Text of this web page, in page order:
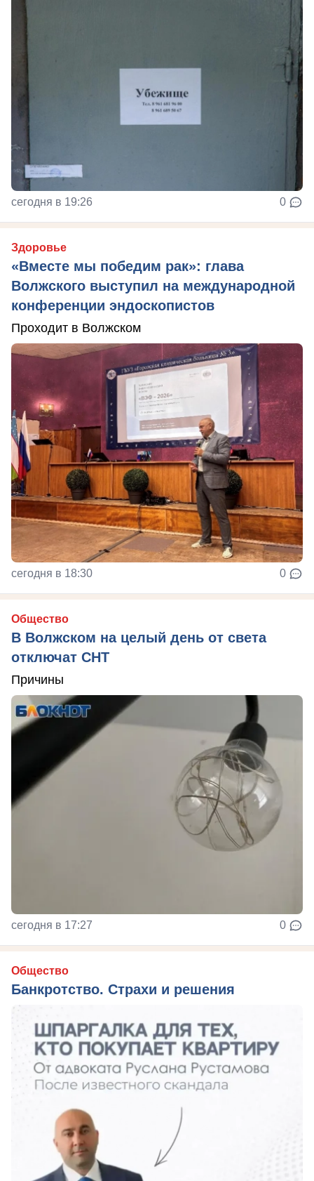
сегодня в 19:26 0
Здоровье
«Вместе мы победим рак»: глава
Волжского выступил на международной
конференции эндоскопистов
Проходит в Волжском
сегодня в 18:30 0
Общество
В Волжском на целый день от света
отключат СНТ
Причины
сегодня в 17:27 0
Общество
Банкротство. Страхи и решения